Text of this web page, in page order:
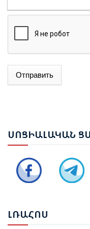
Отправить
ՍՈՑԻԱԼԱԿԱՆ
ԼՌԱՀՈՍ
ԱԴՐԲԵՋԱՆԻ ԱԳ
ՎԵՐԱԿԱՆԳՆՄԱՆ